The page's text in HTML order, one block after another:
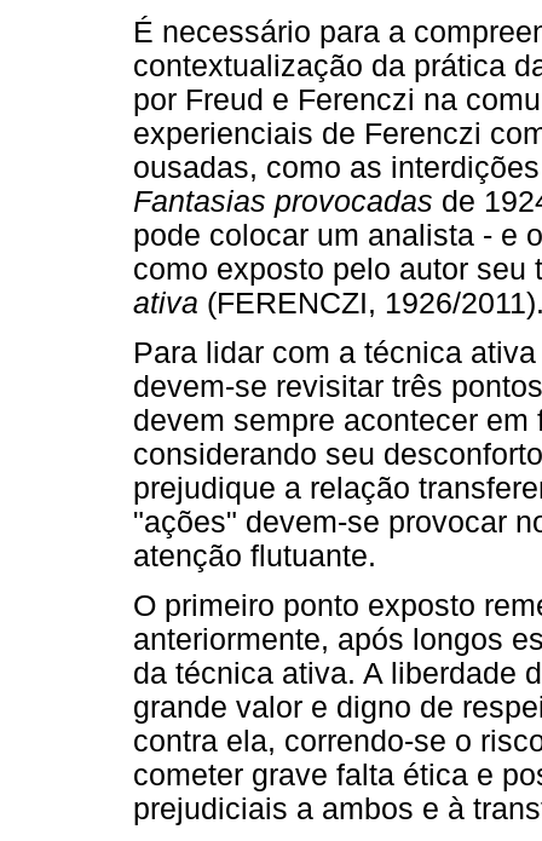
É necessário para a
contextualização da prática
por Freud e Ferenczi na
experienciais de Ferenczi
ousadas, como as
Fantasias provocadas de
pode colocar um analista - e
como exposto pelo autor seu
ativa (FERENCZI, 1926/
Para lidar com a técnica
devem-se revisitar três
devem sempre acontecer
considerando seu
prejudique a relação
"ações" devem-se provocar
atenção flutuante.
O primeiro ponto exposto
anteriormente, após longos
da técnica ativa. A liberdade
grande valor e digno de
contra ela, correndo-se o
cometer grave falta ética e
prejudiciais a ambos e à